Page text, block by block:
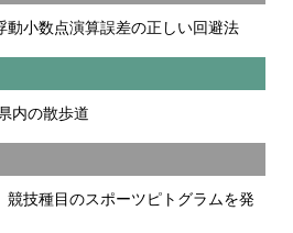
動小数点演算誤差の正しい回避法
内の散歩道
技種目のスポーツピトグラムを発